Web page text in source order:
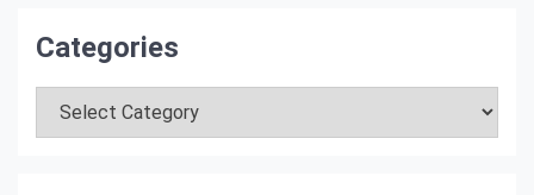
Categories